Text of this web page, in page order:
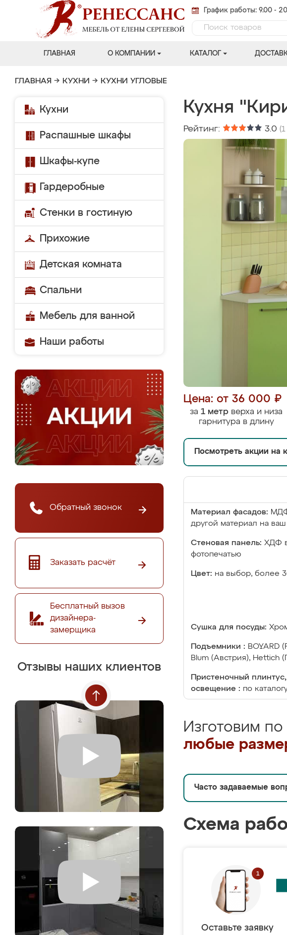
График работы: 9.00 -
ГЛАВНАЯ О КОМПАНИИ КАТАЛОГ
ГЛАВНАЯ → КУХНИ → КУХНИ УГЛОВЫЕ
Кухни
Распашные шкафы
Шкафы-купе
Гардеробные
Стенки в гостиную
Прихожие
Детская комната
Спальни
Мебель для ванной
Наши работы
Обратный звонок
Заказать расчёт
Бесплатный вызов
дизайнера-
замерщика
Отзывы наших клиентов
Кухня
Рейтинг: 3.0 (1
Цена: от 36 000 ₽
за 1 метр верха и низа
гарнитура в длину
Посмотреть акции на
Материал фасадов:
другой материал на
Стеновая панель: ХДФ
фотопечатью
Цвет: на выбор, более
Сушка для посуды:
Подъемники : BOYARD
Blum (Австрия), Hettich
Пристеночный
освещение : по
Изготовим
любые
Часто задаваемые
Схема
Оставьте заявку